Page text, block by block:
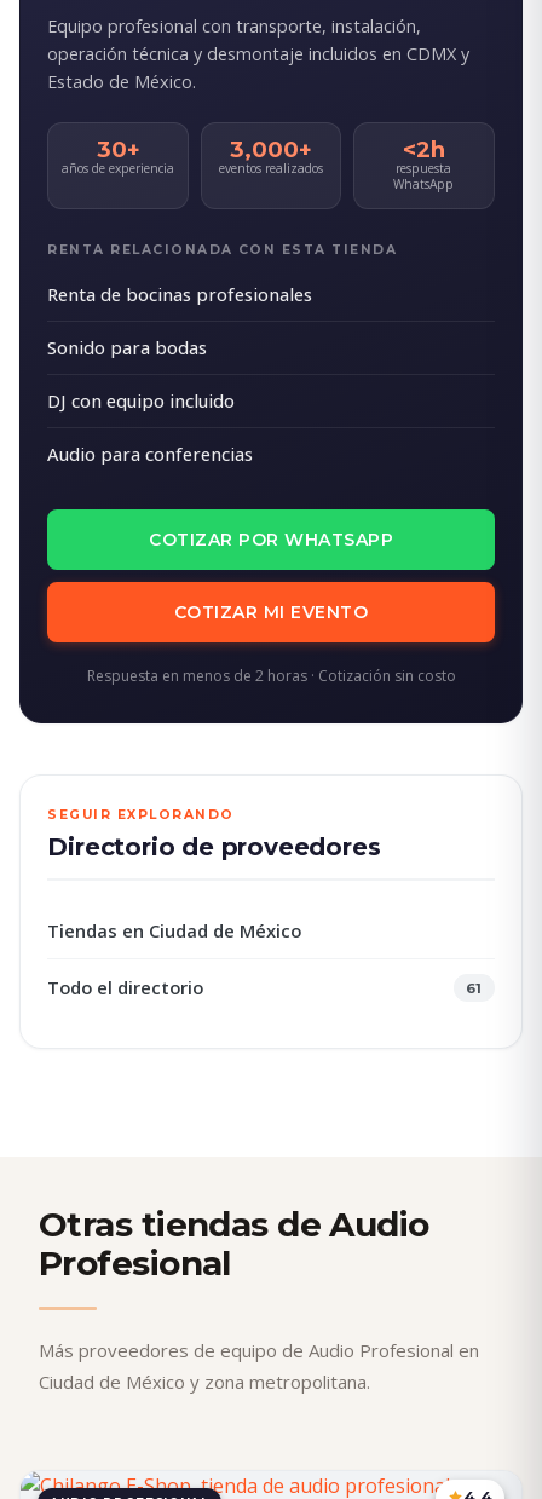
Equipo profesional con transporte, instalación,
operación técnica y desmontaje incluidos en CDMX y
Estado de México.
30+
años de experiencia
3,000+
eventos realizados
<2h
respuesta
WhatsApp
RENTA RELACIONADA CON ESTA TIENDA
Renta de bocinas profesionales
Sonido para bodas
DJ con equipo incluido
Audio para conferencias
COTIZAR POR WHATSAPP
COTIZAR MI EVENTO
Respuesta en menos de 2 horas · Cotización sin costo
SEGUIR EXPLORANDO
Directorio de proveedores
Tiendas en Ciudad de México
Todo el directorio 61
Otras tiendas de Audio
Profesional
Más proveedores de equipo de Audio Profesional en
Ciudad de México y zona metropolitana.